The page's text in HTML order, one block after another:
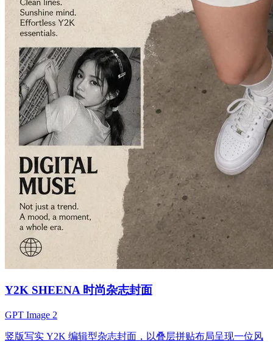
Y2K SHEENA 时尚杂志封面
GPT Image 2
竖版写实 Y2K 编辑型杂志封面，以叠层拼贴布局呈现一位风